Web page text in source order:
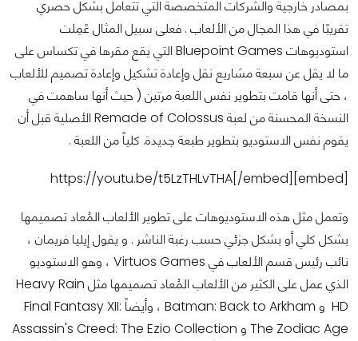
بمصادر خارجية والشركات المتخصصة التي تتعامل بشكل حصري
تقريبًا في هذا المجال من الألعاب . فعلى سبيل المثال عًمِلت
استوديوهات Bluepoint Games التي يقع مقرها في تكساس على
ما لا يقل عن سبعة مشاريع نقل وإعادة تشكيل وإعادة تصميم للألعاب
، حتى أنها قامت بتطوير نفس اللعبة مرتين ( حيث أنها ساهمت في
النسخة المحسنة من لعبة Remade of Colossus الأصلية قبل أن
يقوم نفس الاستوديو بتطوير طبعة جديدة. كلياً من اللعبة .
وتعمل مثل هذه الاستوديوهات على تطوير الألعاب المُعاد تصميمها
بشكل كلي أو بشكل جزئي حسب رغبة الناشر . و يقول إيليا فريمان ،
نائب رئيس قسم الألعاب في Virtuos Games ، وهو الاستوديو
الذي عمل على الكثير من الألعاب المُعاد تصميمها مثل Heavy Rain
HD و Batman: Back to Arkham ، وأيضاً Final Fantasy XII:
The Zodiac Age و Assassin's Creed: The Ezio Collection